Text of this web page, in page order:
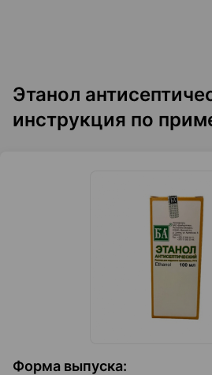
Этанол
инструкция по
Форма выпуска: